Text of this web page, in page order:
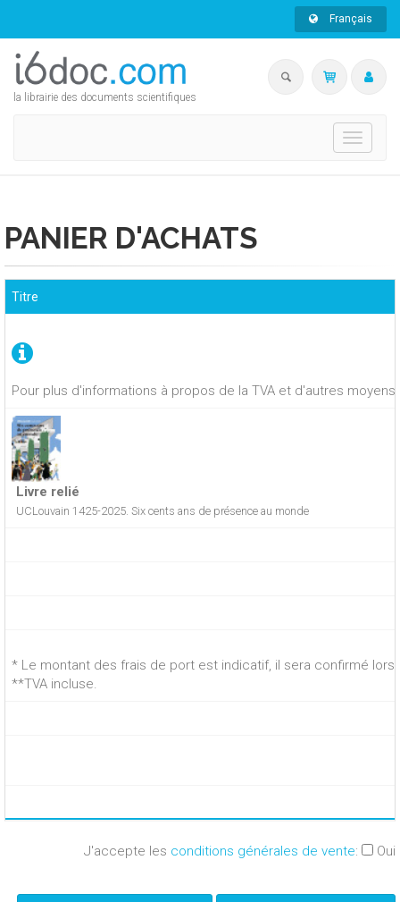
Français
la librairie des documents scientifiques
Toggle
PANIER D'ACHATS
Pour plus d'informations à propos de la TVA et d'autres
Titre
Livre relié
UCLouvain 1425-2025. Six cents ans de présence au monde
* Le montant des frais de port est indicatif, il sera confirmé
**TVA incluse.
J'accepte les conditions générales de vente: Oui